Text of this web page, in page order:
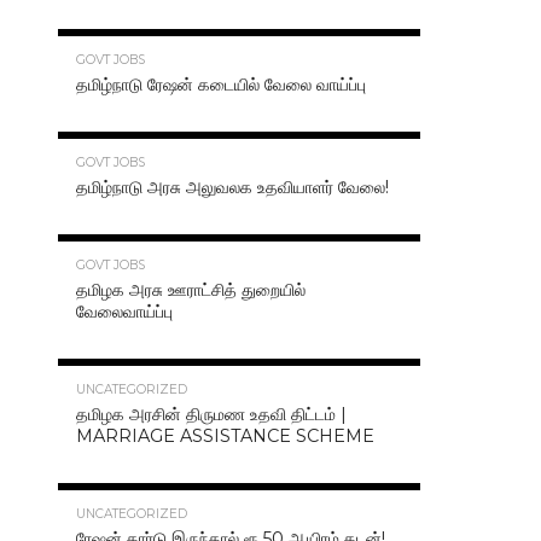
GOVT JOBS
தமிழ்நாடு ரேஷன் கடையில் வேலை வாய்ப்பு
GOVT JOBS
தமிழ்நாடு அரசு அலுவலக உதவியாளர் வேலை!
GOVT JOBS
தமிழக அரசு ஊராட்சித் துறையில்
வேலைவாய்ப்பு
UNCATEGORIZED
தமிழக அரசின் திருமண உதவி திட்டம் |
MARRIAGE ASSISTANCE SCHEME
UNCATEGORIZED